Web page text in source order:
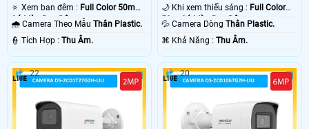
🔅 Xem ban đêm : Full Color 50m
Có Màu Ban Ðêm.
🌧️ Camera Theo Mẫu Thân Plastic.
️👮 Tích Hợp : Thu Âm.
🌙 Khi xem thiếu sáng : Full Color
50m Có Màu Ban Ðêm.
💦 Camera DòngThân Plastic.
️⌘ Khả Năng :Thu Âm.
22 20